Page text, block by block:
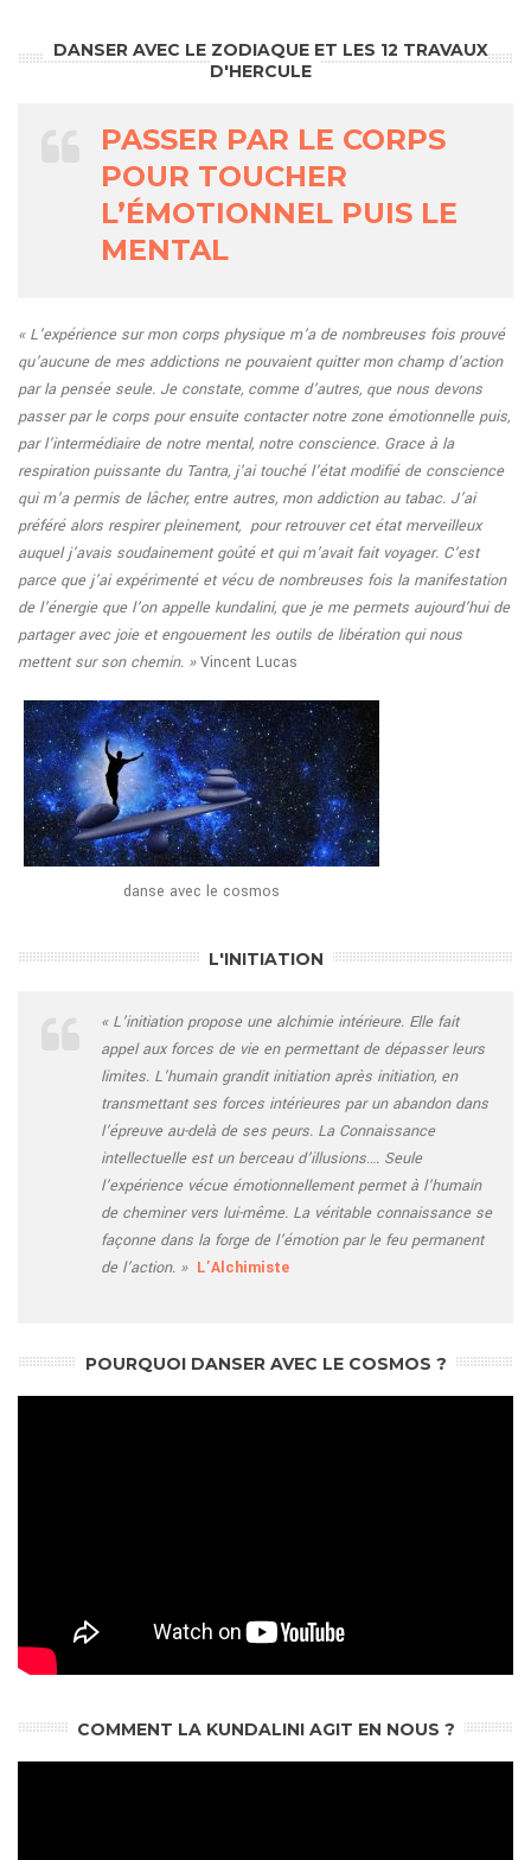
DANSER AVEC LE ZODIAQUE ET LES 12 TRAVAUX
D'HERCULE
PASSER PAR LE CORPS
POUR TOUCHER
L’ÉMOTIONNEL PUIS LE
MENTAL
« L’expérience sur mon corps physique m’a de nombreuses fois prouvé
qu’aucune de mes addictions ne pouvaient quitter mon champ d’action
par la pensée seule. Je constate, comme d’autres, que nous devons
passer par le corps pour ensuite contacter notre zone émotionnelle puis,
par l’intermédiaire de notre mental, notre conscience. Grace à la
respiration puissante du Tantra, j’ai touché l’état modifié de conscience
qui m’a permis de lâcher, entre autres, mon addiction au tabac. J’ai
préféré alors respirer pleinement, pour retrouver cet état merveilleux
auquel j’avais soudainement goûté et qui m’avait fait voyager. C’est
parce que j’ai expérimenté et vécu de nombreuses fois la manifestation
de l’énergie que l’on appelle kundalini, que je me permets aujourd’hui de
partager avec joie et engouement les outils de libération qui nous
mettent sur son chemin. »Vincent Lucas
danse avec le cosmos
L'INITIATION
« L’initiation propose une alchimie intérieure. Elle fait
appel aux forces de vie en permettant de dépasser leurs
limites. L’humain grandit initiation après initiation, en
transmettant ses forces intérieures par un abandon dans
l’épreuve au-delà de ses peurs. La Connaissance
intellectuelle est un berceau d’illusions…. Seule
l’expérience vécue émotionnellement permet à l’humain
de cheminer vers lui-même. La véritable connaissance se
façonne dans la forge de l’émotion par le feu permanent
de l’action. » L’Alchimiste
POURQUOI DANSER AVEC LE COSMOS ?
COMMENT LA KUNDALINI AGIT EN NOUS ?